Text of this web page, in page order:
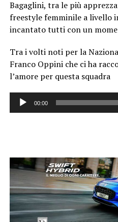
Bagaglini, tra le più
freestyle femminile a livello
incantato tutti con un
Tra i volti noti per la
Franco Oppini che ci ha
l’amore per questa squadra
Audio
00:00